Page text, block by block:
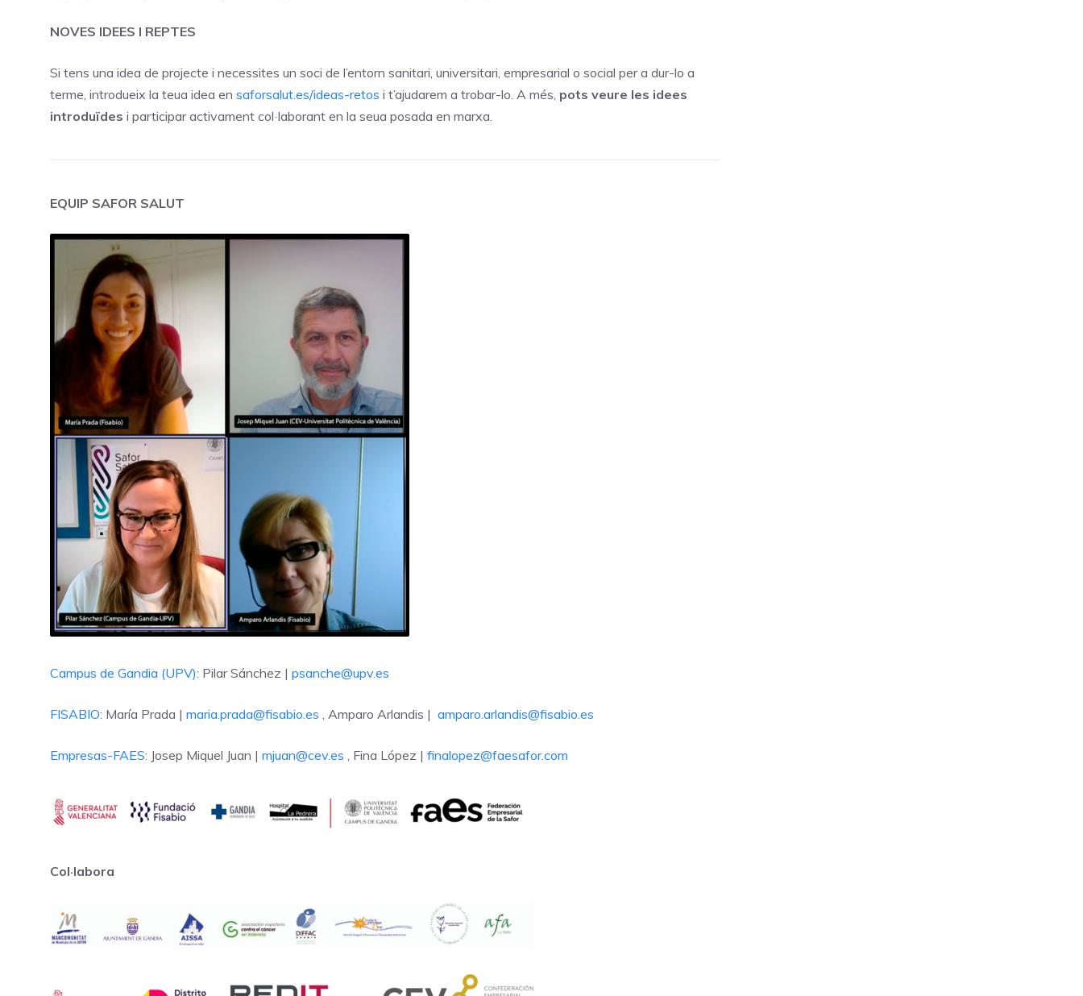
NOVES IDEES I REPTES
Si tens una idea de projecte i necessites un soci de l’entorn sanitari, universitari, empresarial o social per a dur-lo a
terme, introdueix la teua idea en saforsalut.es/ideas-retos i t’ajudarem a trobar-lo. A més, pots veure les idees
introduïdes i participar activament col·laborant en la seua posada en marxa.
EQUIP SAFOR SALUT
Campus de Gandia (UPV): Pilar Sánchez | psanche@upv.es
FISABIO: María Prada | maria.prada@fisabio.es , Amparo Arlandis | amparo.arlandis@fisabio.es
Empresas-FAES: Josep Miquel Juan | mjuan@cev.es , Fina López | finalopez@faesafor.com
Col·labora